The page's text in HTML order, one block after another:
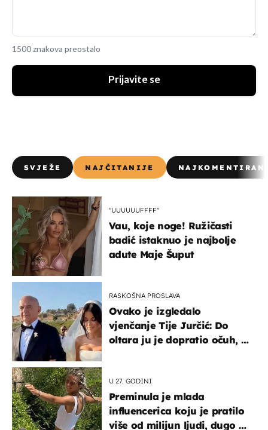
1500 znakova preostalo
Prijavite se
SVJEŽE NAJČITANIJE
"UUUUUUFFFF"
Vau, koje noge! Ružičasti
badić istaknuo je najbolje
adute Maje Šuput
RASKOŠNA PROSLAVA
Ovako je izgledalo
vjenčanje Tije Jurčić: Do
oltara ju je dopratio očuh, a
U 27. GODINI
Preminula je mlada
influencerica koju je pratilo
više od milijun ljudi, dugo se